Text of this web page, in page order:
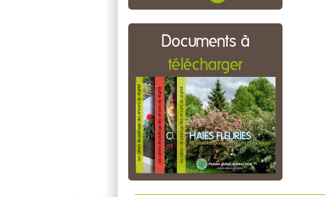
Documents à
télécharger